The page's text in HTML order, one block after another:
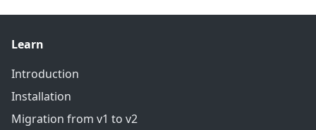
Learn
Introduction
Installation
Migration from v1 to v2